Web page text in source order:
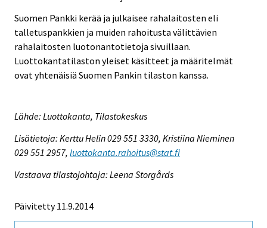
Suomen Pankki kerää ja julkaisee rahalaitosten eli
talletuspankkien ja muiden rahoitusta välittävien
rahalaitosten luotonantotietoja sivuillaan.
Luottokantatilaston yleiset käsitteet ja määritelmät
ovat yhtenäisiä Suomen Pankin tilaston kanssa.
Lähde: Luottokanta, Tilastokeskus
Lisätietoja: Kerttu Helin 029 551 3330, Kristiina Nieminen
029 551 2957, luottokanta.rahoitus@stat.fi
Vastaava tilastojohtaja: Leena Storgårds
Päivitetty 11.9.2014